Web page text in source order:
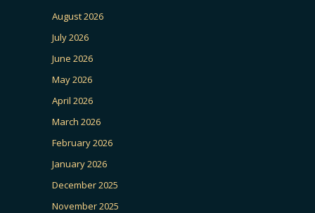
August 2026
July 2026
June 2026
May 2026
April 2026
March 2026
February 2026
January 2026
December 2025
November 2025